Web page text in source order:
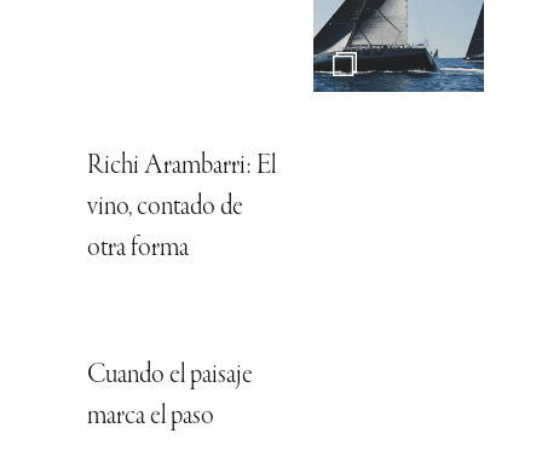
Richi Arambarri: El
vino, contado de
otra forma
Cuando el paisaje
marca el paso